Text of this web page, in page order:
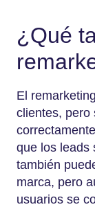
¿Qué
El
clientes, pero
que los leads
también
marca, pero
usuarios se